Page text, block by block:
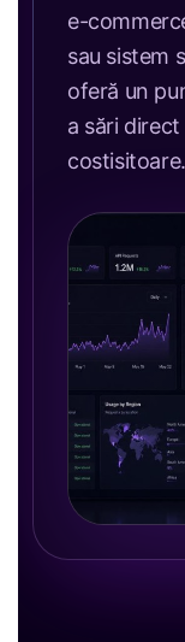
e-
sau sistem
oferă un
a sări
costisitoare.